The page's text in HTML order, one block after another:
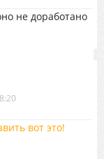
не доработано
вот это!